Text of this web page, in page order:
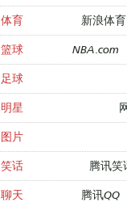
体育 新浪体育
篮球 NBA.com
足球
明星
图片
笑话 腾讯笑
聊天 腾讯QQ